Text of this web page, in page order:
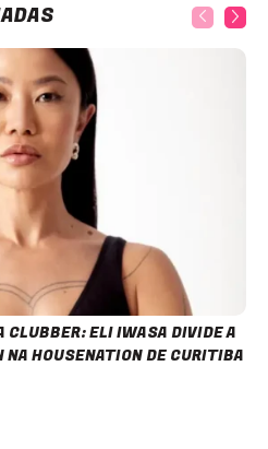
CLUBBER: ELI IWASA DIVIDE A
NA HOUSENATION DE CURITIBA